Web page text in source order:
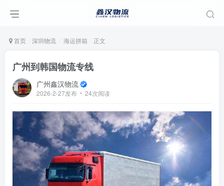
首页 深圳物流 海运拼箱 正文
广州到韩国物流专线
广州鑫汉物流
2026-2-27发布 24次阅读